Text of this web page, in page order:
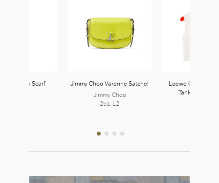
Silk Scarf
Jimmy Choo Varenne Satchel
Jimmy Choo
251, L2
Loewe Cropped
Tank Top In